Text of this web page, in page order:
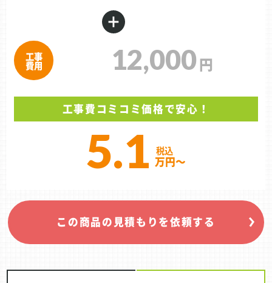
＋
工事
費用 12,000円
工事費コミコミ価格で安心！
5.1 万円～
この商品の見積もりを依頼する